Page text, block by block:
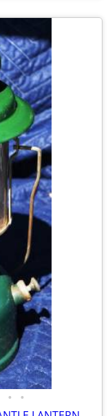
• •